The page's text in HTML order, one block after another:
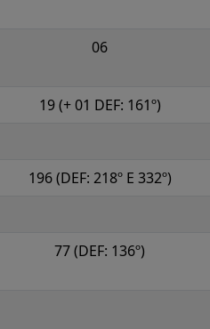
06
19 (+ 01 DEF: 161º)
196 (DEF: 218º E 332º)
77 (DEF: 136º)